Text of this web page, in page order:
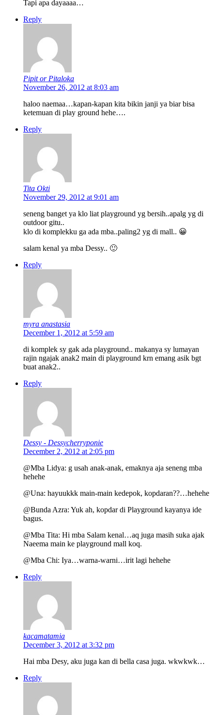
Tapi apa dayaaaa…
Reply
Pipit or Pitaloka
November 26, 2012 at 8:03 am
haloo naemaa…kapan-kapan kita bikin janji ya biar bisa
ketemuan di play ground hehe….
Reply
Tita Okti
November 29, 2012 at 9:01 am
seneng banget ya klo liat playground yg bersih..apalg yg di
outdoor gitu..
klo di komplekku ga ada mba..paling2 yg di mall.. 😀
salam kenal ya mba Dessy.. 🙂
Reply
myra anastasia
December 1, 2012 at 5:59 am
di komplek sy gak ada playground.. makanya sy lumayan
rajin ngajak anak2 main di playground krn emang asik bgt
buat anak2..
Reply
Dessy - Dessycherryponie
December 2, 2012 at 2:05 pm
@Mba Lidya: g usah anak-anak, emaknya aja seneng mba
hehehe
@Una: hayuukkk main-main kedepok, kopdaran??…hehehe
@Bunda Azra: Yuk ah, kopdar di Playground kayanya ide
bagus.
@Mba Tita: Hi mba Salam kenal…aq juga masih suka ajak
Naeema main ke playground mall koq.
@Mba Chi: Iya…warna-warni…irit lagi hehehe
Reply
kacamatamia
December 3, 2012 at 3:32 pm
Hai mba Desy, aku juga kan di bella casa juga. wkwkwk…
Reply